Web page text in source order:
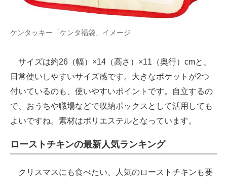
ケンタッキー「ケンタ福袋」イメージ
サイズは約26（幅）×14（高さ）×11（奥行）cmと、
日常使いしやすいサイズ感です。大きなポケットが2つ
付いているのも、使いやすいポイントです。自立するの
で、おうちや職場などで収納ボックスとして活用しても
よいですね。素材はポリエステルとなっています。
ローストチキンの最新人気ランキング
クリスマスにも食べたい、人気のローストチキンも要